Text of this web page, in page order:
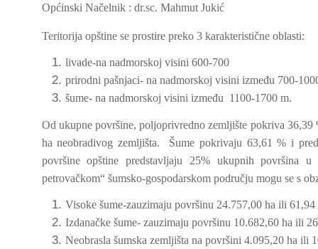
Općinski Načelnik : dr.sc. Mahmut Jukić
Teritorija opštine se prostire preko 3 karakteristične oblasti:
livade-na nadmorskoj visini 600-700
prirodni pašnjaci- na nadmorskoj visini između 700-
šume- na nadmorskoj visini između 1100-1700 m.
Od ukupne površine, poljoprivredno zemljište pokriva
ha neobradivog zemljišta. Šume pokrivaju 63,61 % i
površine opštine predstavljaju 25% ukupnih površina
petrovačkom“ šumsko-gospodarskom području mogu se s
Visoke šume-zauzimaju površinu 24.757,00 ha ili
Izdanačke šume- zauzimaju površinu 10.682,60 ha ili
Neobrasla šumska zemljišta na površini 4.095,20 ha ili